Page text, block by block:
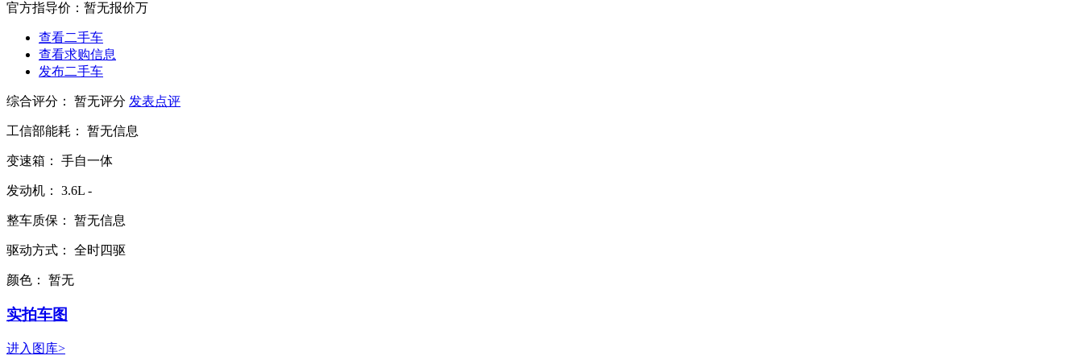
官方指导价： 暂无报价万
查看二手车
查看求购信息
发布二手车
综合评分： 暂无评分 发表点评
工信部能耗： 暂无信息
变速箱： 手自一体
发动机： 3.6L -
整车质保： 暂无信息
驱动方式： 全时四驱
颜色： 暂无
实拍车图
进入图库>